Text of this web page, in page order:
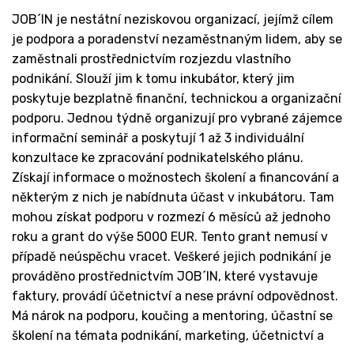
JOB´IN je nestátní neziskovou organizací, jejímž cílem
je podpora a poradenství nezaměstnaným lidem, aby se
zaměstnali prostřednictvím rozjezdu vlastního
podnikání. Slouží jim k tomu inkubátor, který jim
poskytuje bezplatně finanční, technickou a organizační
podporu. Jednou týdně organizují pro vybrané zájemce
informační seminář a poskytují 1 až 3 individuální
konzultace ke zpracování podnikatelského plánu.
Získají informace o možnostech školení a financování a
některým z nich je nabídnuta účast v inkubátoru. Tam
mohou získat podporu v rozmezí 6 měsíců až jednoho
roku a grant do výše 5000 EUR. Tento grant nemusí v
případě neúspěchu vracet. Veškeré jejich podnikání je
prováděno prostřednictvím JOB´IN, které vystavuje
faktury, provádí účetnictví a nese právní odpovědnost.
Má nárok na podporu, koučing a mentoring, účastní se
školení na témata podnikání, marketing, účetnictví a